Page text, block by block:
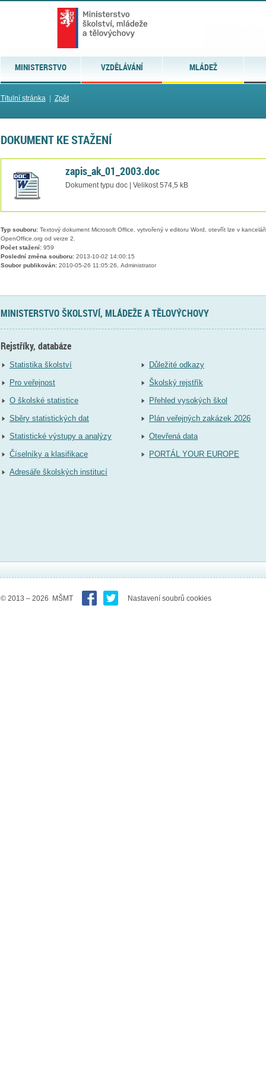
MINISTERSTVO VZDĚLÁVÁNÍ MLÁDEŽ
Titulní stránka| Zpět
DOKUMENT KE STAŽENÍ
zapis_ak_01_2003.doc
Dokument typu doc | Velikost 574,5 kB
Typ souboru:Textový dokument Microsoft Office, vytvořený v editoru Word, otevřít lze v
OpenOffice.org od verze 2.
Počet stažení:959
Poslední změna souboru:2013-10-02 14:00:15
Soubor publikován:2010-05-26 11:05:26, Administrator
MINISTERSTVO ŠKOLSTVÍ, MLÁDEŽE A TĚLOVÝCHOVY
Rejstříky, databáze
Statistika školství
Pro veřejnost
O školské statistice
Sběry statistických dat
Statistické výstupy a analýzy
Číselníky a klasifikace
Adresáře školských institucí
Důležité odkazy
Školský rejstřík
Přehled vysokých škol
Plán veřejných zakázek 2026
Otevřená data
PORTÁL YOUR EUROPE
© 2013 – 2026 MŠMT Nastavení soubrů cookies